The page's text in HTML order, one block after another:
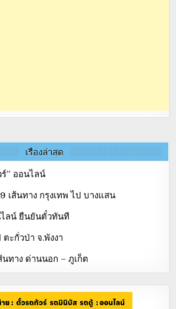
เรื่องล่าสุด
” ออนไลน์
เส้นทาง กรุงเทพ ไป บางแสน
ลน์ ยืนยันตั๋วทันที
ตะกั่วป่า จ.พังงา
ทาง ด่านนอก – ภูเก็ต